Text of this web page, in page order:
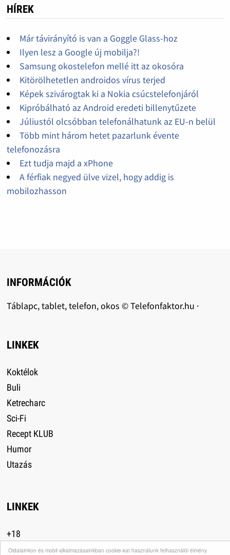
Oldalainkon és mobil alkalmazásainkban cookie-kat használunk felhasználói élmény
HÍREK
Már távirányító is van a Goggle Glass-hoz
Ilyen lesz a Google új mobilja?!
Samsung okostelefon mellé itt az okosóra
Kitörölhetetlen androidos vírus terjed
Képek szivárogtak ki a Nokia csúcstelefonjáról
Kipróbálható az Android eredeti billenytűzete
Júliustól olcsóbban telefonálhatunk az EU-n belül
Több mint három hetet pazarlunk évente
telefonozásra
Ezt tudja majd a xPhone
A férfiak negyed ülve vizel, hogy addig is
mobilozhasson
INFORMÁCIÓK
Táblapc, tablet, telefon, okos © Telefonfaktor.hu ·
LINKEK
Koktélok
Buli
Ketrecharc
Sci-Fi
Recept KLUB
Humor
Utazás
LINKEK
+18
Divat